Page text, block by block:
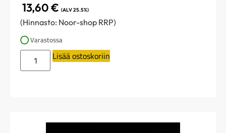
13,60€ (ALV 25.5%)
(Hinnasto: Noor-shop RRP)
Varastossa
Lisää ostoskoriin